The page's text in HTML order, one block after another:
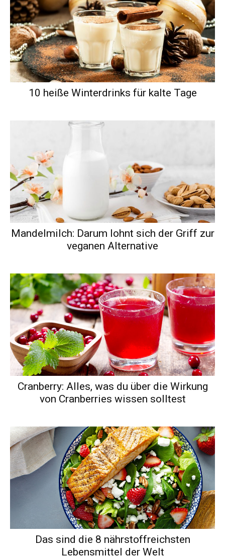
10 heiße Winterdrinks für kalte Tage
Mandelmilch: Darum lohnt sich der Griff zur
veganen Alternative
Cranberry: Alles, was du über die Wirkung
von Cranberries wissen solltest
Das sind die 8 nährstoffreichsten
Lebensmittel der Welt